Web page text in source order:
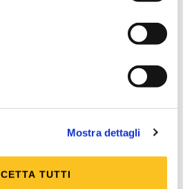
Mostra dettagli
TUTTI
intestato a
presso Banca Popolare di